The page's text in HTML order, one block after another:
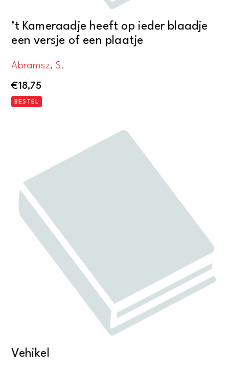
’t Kameraadje heeft op ieder blaadje
een versje of een plaatje
Abramsz, S.
€18,75
BESTEL
Vehikel